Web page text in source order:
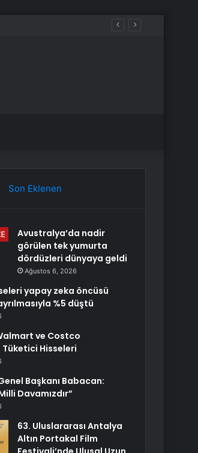
Son Eklenen
Avustralya’da nadir
görülen tek yumurta
dördüzleri dünyaya geldi
Ağustos 6, 2026
yapay zeka öncüsü
%5 düştü
ve Costco
Hisseleri
Başkanı Babacan:
Davamızdır”
63. Uluslararası Antalya
Altın Portakal Film